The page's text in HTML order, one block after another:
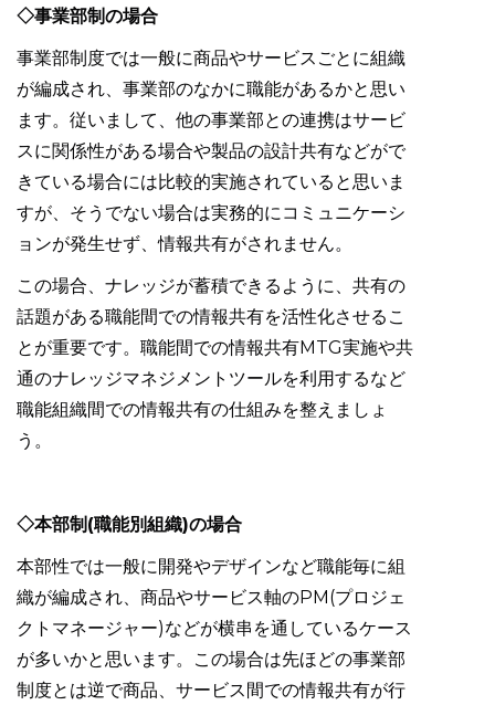
◇事業部制の場合
事業部制度では一般に商品やサービスごとに組織
が編成され、事業部のなかに職能があるかと思い
ます。従いまして、他の事業部との連携はサービ
スに関係性がある場合や製品の設計共有などがで
きている場合には比較的実施されていると思いま
すが、そうでない場合は実務的にコミュニケーシ
ョンが発生せず、情報共有がされません。
この場合、ナレッジが蓄積できるように、共有の
話題がある職能間での情報共有を活性化させるこ
とが重要です。職能間での情報共有MTG実施や共
通のナレッジマネジメントツールを利用するなど
職能組織間での情報共有の仕組みを整えましょ
う。
◇本部制(職能別組織)の場合
本部性では一般に開発やデザインなど職能毎に組
織が編成され、商品やサービス軸のPM(プロジェ
クトマネージャー)などが横串を通しているケース
が多いかと思います。この場合は先ほどの事業部
制度とは逆で商品、サービス間での情報共有が行